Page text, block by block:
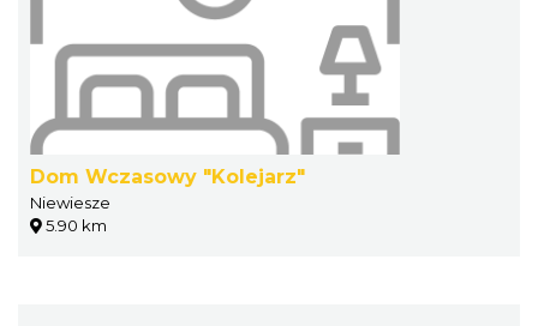
Dom Wczasowy "Kolejarz"
Niewiesze
5.90 km